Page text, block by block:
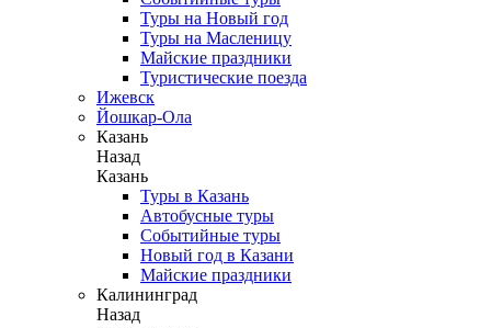
Туры на Новый год
Туры на Масленицу
Майские праздники
Туристические поезда
Ижевск
Йошкар-Ола
Казань
Назад
Казань
Туры в Казань
Автобусные туры
Событийные туры
Новый год в Казани
Майские праздники
Калининград
Назад